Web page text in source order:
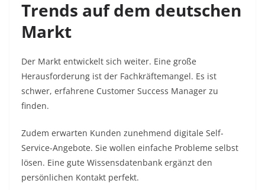
Trends auf dem deutschen
Markt
Der Markt entwickelt sich weiter. Eine große
Herausforderung ist der Fachkräftemangel. Es ist
schwer, erfahrene Customer Success Manager zu
finden.
Zudem erwarten Kunden zunehmend digitale Self-
Service-Angebote. Sie wollen einfache Probleme selbst
lösen. Eine gute Wissensdatenbank ergänzt den
persönlichen Kontakt perfekt.